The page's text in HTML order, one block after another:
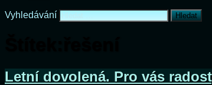
Vyhledávání
Letní dovolená. Pro vás